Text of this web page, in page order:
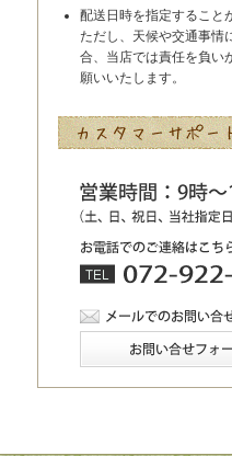
配送日時を指定すること
ただし、天候や交通事情
合、当店では責任を負い
願いいたします。